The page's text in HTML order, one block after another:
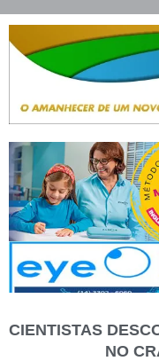
CIENTISTAS
NO